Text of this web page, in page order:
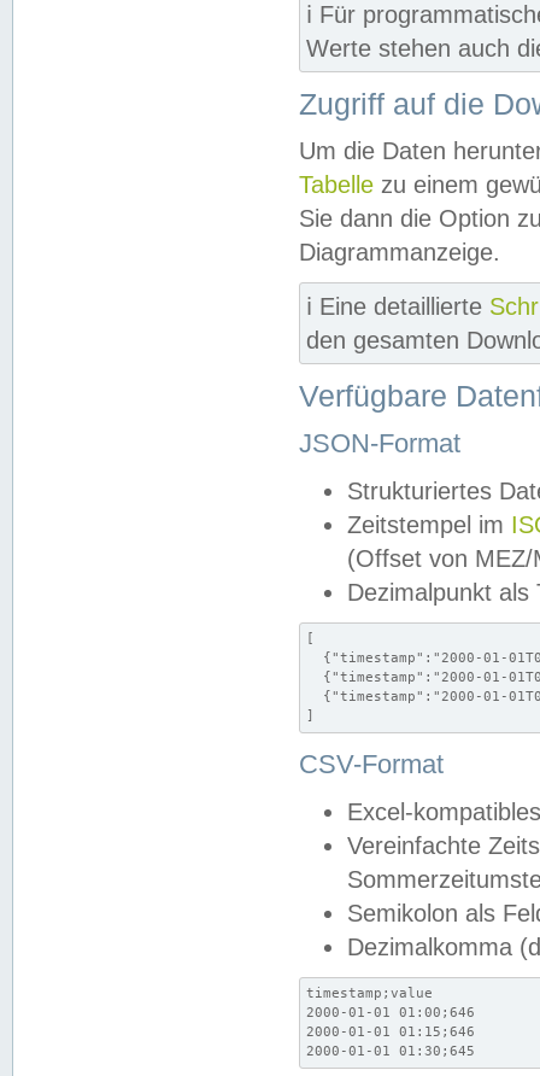
ℹ️ Für
Werte stehen auch
Zugriff auf die
Um die Daten
Tabelle zu einem
Sie dann die Option
Diagrammanzeige.
ℹ️ Eine detaillierte
den gesamten
Verfügbare
JSON-Format
Strukturiertes
Zeitstempel im
(Offset von MEZ/
Dezimalpunkt als
[
{"timestamp":"2000-01-
{"timestamp":"2000-01-
{"timestamp":"2000-01-
]
CSV-Format
Excel-
Vereinfachte
Semikolon als
Dezimalkomma
timestamp;value
2000-01-01 01:00;646
2000-01-01 01:15;646
2000-01-01 01:30;645